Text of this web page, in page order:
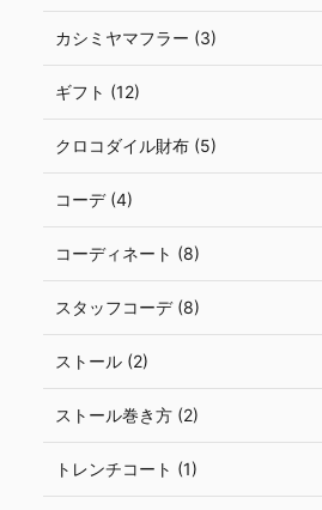
カシミヤマフラー (3)
ギフト (12)
クロコダイル財布 (5)
コーデ (4)
コーディネート (8)
スタッフコーデ (8)
ストール (2)
ストール巻き方 (2)
トレンチコート (1)